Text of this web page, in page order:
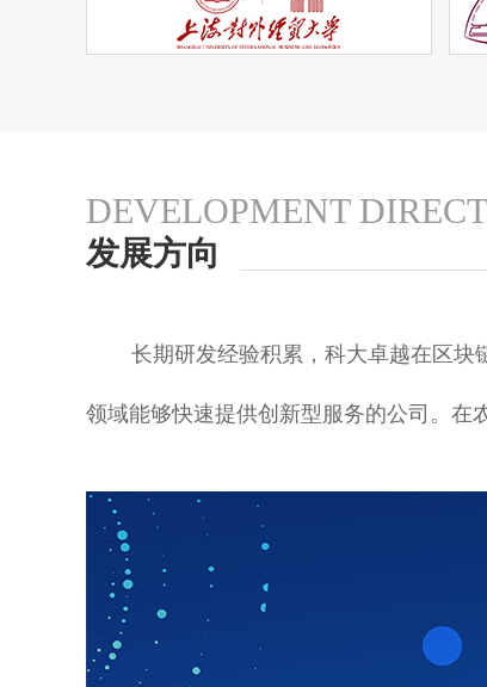
DEVELOPMENT
发展方向
长期研发经验积累，科大卓越在区
领域能够快速提供创新型服务的公司。在